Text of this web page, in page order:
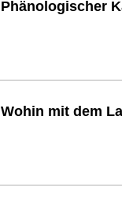
Phänologischer
Wohin mit dem